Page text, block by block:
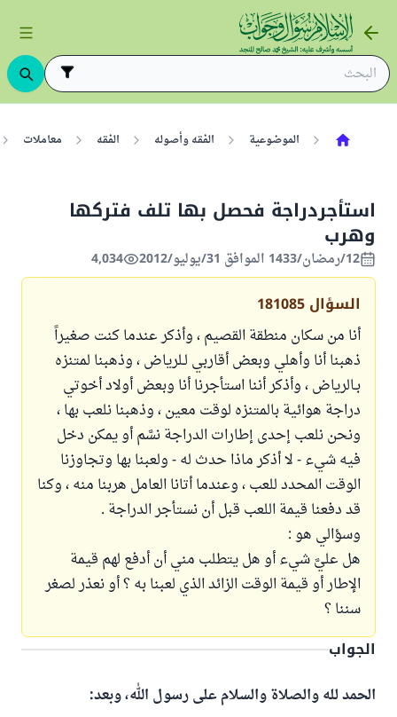
الموضوعية الفقه وأصوله الفقه معاملات
استأجردراجة فحصل بها تلف فتركها
وهرب
12/رمضان/1433 الموافق 31/يوليو/2012 4,034
السؤال 181085
أنا من سكان منطقة القصيم ، وأذكر عندما كنت صغيراً
ذهبنا أنا وأهلي وبعض أقاربي لـلرياض ، وذهبنا لمتنزه
بـالرياض ، وأذكر أننا استأجرنا أنا وبعض أولاد أخوتي
دراجة هوائية بالمتنزه لوقت معين ، وذهبنا نلعب بها ،
ونحن نلعب إحدى إطارات الدراجة نسَّم أو يمكن دخل
فيه شيء - لا أذكر ماذا حدث له - ولعبنا بها وتجاوزنا
الوقت المحدد للعب ، وعندما أتانا العامل هربنا منه ، وكنا
قد دفعنا قيمة اللعب قبل أن نستأجر الدراجة .
وسؤالي هو :
هل عليَّ شيء أو هل يتطلب مني أن أدفع لهم قيمة
الإطار أو قيمة الوقت الزائد الذي لعبنا به ؟ أو نعذر لصغر
سننا ؟
الجواب
الحمد لله والصلاة والسلام على رسول الله، وبعد: